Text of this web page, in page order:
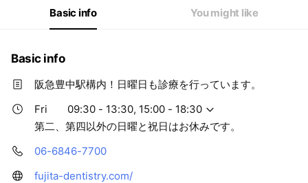
09:30 - 13:30,15:00 - 18:30
09:00 - 13:00,14:30 - 18:00
第二、第四以外の日曜と祝日はお休みです。
Basic info You might like
Basic info
阪急豊中駅構内！日曜日も診療を行っています。
Fri
09:30 - 13:30, 15:00 - 18:30
第二、第四以外の日曜と祝日はお休みです。
06-6846-7700
fujita-dentistry.com/